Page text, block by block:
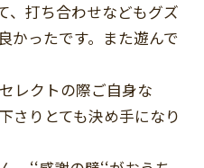
、打ち合わせなどもグズ
かったです。また遊んで
レクトの際ご自身な
さりとても決め手になり